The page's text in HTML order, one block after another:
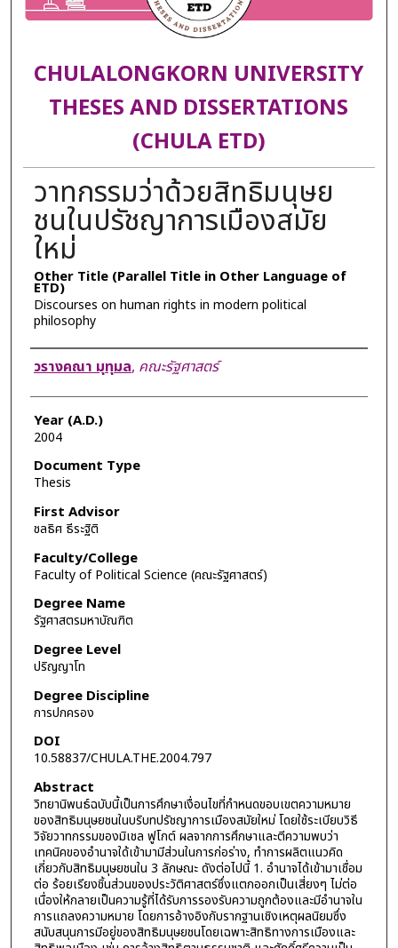
CHULALONGKORN UNIVERSITY
THESES AND DISSERTATIONS
(CHULA ETD)
วาทกรรมว่าด้วยสิทธิมนุษย
ชนในปรัชญาการเมืองสมัย
ใหม่
Other Title (Parallel Title in Other Language of
ETD)
Discourses on human rights in modern political
philosophy
Author
วรางคณา มุทุมล, คณะรัฐศาสตร์
Year (A.D.)
2004
Document Type
Thesis
First Advisor
ชลธิศ ธีระฐิติ
Faculty/College
Faculty of Political Science (คณะรัฐศาสตร์)
Degree Name
รัฐศาสตรมหาบัณฑิต
Degree Level
ปริญญาโท
Degree Discipline
การปกครอง
DOI
10.58837/CHULA.THE.2004.797
Abstract
วิทยานิพนธ์ฉบับนี้เป็นการศึกษาเงื่อนไขที่กำหนดขอบเขตความหมาย
ของสิทธิมนุษยชนในบริบทปรัชญาการเมืองสมัยใหม่ โดยใช้ระเบียบวิธี
วิจัยวาทกรรมของมิเชล ฟูโกต์ ผลจากการศึกษาและตีความพบว่า
เทคนิคของอำนาจใด้เข้ามามีส่วนในการก่อร่าง, ทำการผลิตแนวคิด
เกี่ยวกับสิทธิมนุษยชนใน 3 ลักษณะ ดังต่อไปนี้ 1. อำนาจได้เข้ามาเชื่อม
ต่อ ร้อยเรียงชิ้นส่วนของประวัติศาสตร์ซึ่งแตกออกเป็นเสี่ยงๆ ไม่ต่อ
เนื่องให้กลายเป็นความรู้ที่ได้รับการรองรับความถูกต้องและมีอำนาจใน
การแถลงความหมาย โดยการอ้างอิงกับรากฐานเชิงเหตุผลนิยมซึ่ง
สนับสนุนการมีอยู่ของสิทธิมนุษยชนโดยเฉพาะสิทธิทางการเมืองและ